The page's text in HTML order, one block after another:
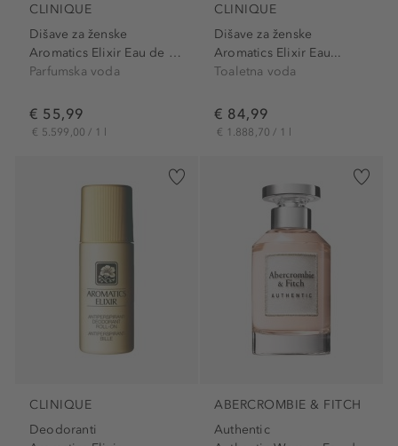
CLINIQUE
Dišave za ženske
Aromatics Elixir Eau de Parfum
Parfumska voda
€ 55,99
€ 5.599,00 / 1 l
CLINIQUE
Dišave za ženske
Aromatics Elixir Eau...
Toaletna voda
€ 84,99
€ 1.888,70 / 1 l
CLINIQUE
Deodoranti
ABERCROMBIE & FITCH
Authentic